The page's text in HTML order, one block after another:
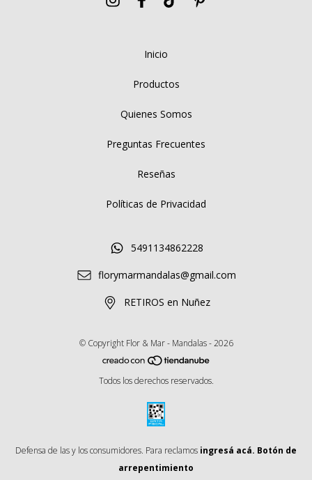
Inicio
Productos
Quienes Somos
Preguntas Frecuentes
Reseñas
Políticas de Privacidad
5491134862228
florymarmandalas@gmail.com
RETIROS en Nuñez
© Copyright Flor & Mar - Mandalas - 2026
Todos los derechos reservados.
Defensa de las y los consumidores. Para reclamos ingresá acá. Botón de
arrepentimiento